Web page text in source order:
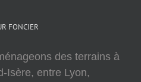
FONCIER
des terrains à
Isère, entre Lyon,